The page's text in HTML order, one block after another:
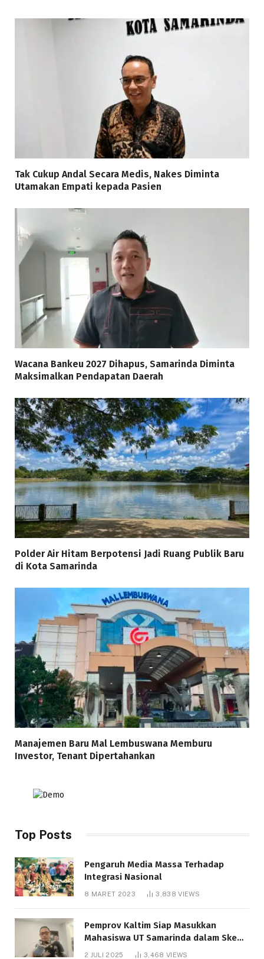
Tak Cukup Andal Secara Medis, Nakes Diminta
Utamakan Empati kepada Pasien
Wacana Bankeu 2027 Dihapus, Samarinda Diminta
Maksimalkan Pendapatan Daerah
Polder Air Hitam Berpotensi Jadi Ruang Publik Baru
di Kota Samarinda
Manajemen Baru Mal Lembuswana Memburu
Investor, Tenant Dipertahankan
Top Posts
Pengaruh Media Massa Terhadap
Integrasi Nasional
8 MARET 2023 3,838VIEWS
Pemprov Kaltim Siap Masukkan
Mahasiswa UT Samarinda dalam Skema
Bantuan Pendidikan Gratispol
2 JULI 2025 3,468 VIEWS